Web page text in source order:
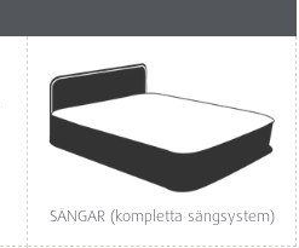
SÄNGAR (kompletta sängsystem)